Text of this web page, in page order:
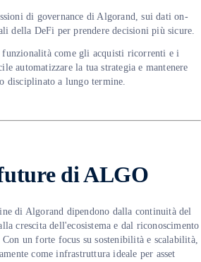
di governance di Algorand, sui dati on-
della DeFi per prendere decisioni più sicure.
come gli acquisti ricorrenti e i
automatizzare la tua strategia e mantenere
disciplinato a lungo termine.
di ALGO
di Algorand dipendono dalla continuità del
crescita dell'ecosistema e dal riconoscimento
un forte focus su sostenibilità e scalabilità,
come infrastruttura ideale per asset